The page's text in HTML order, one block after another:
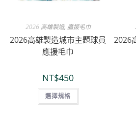
2026 高雄製造, 鷹援毛巾
2026高雄製造城市主題球員
應援毛巾
NT$450
選擇規格
2026